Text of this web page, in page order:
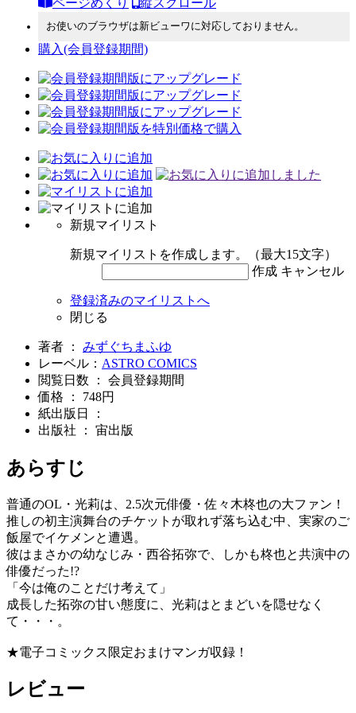
お使いのブラウザは新ビューワに対応しておりません。
購入(会員登録期間)
新規マイリスト
新規マイリストを作成します。（最大15文字）
作成 キャンセル
登録済みのマイリストへ
閉じる
著者 ： みずぐちまふゆ
レーベル： ASTRO COMICS
閲覧日数 ： 会員登録期間
価格 ： 748円
紙出版日 ：
出版社 ： 宙出版
あらすじ
普通のOL・光莉は、2.5次元俳優・佐々木柊也の大ファン！
推しの初主演舞台のチケットが取れず落ち込む中、実家のご
飯屋でイケメンと遭遇。
彼はまさかの幼なじみ・西谷拓弥で、しかも柊也と共演中の
俳優だった!?
「今は俺のことだけ考えて」
成長した拓弥の甘い態度に、光莉はとまどいを隠せなく
て・・・。
★電子コミックス限定おまけマンガ収録！
レビュー